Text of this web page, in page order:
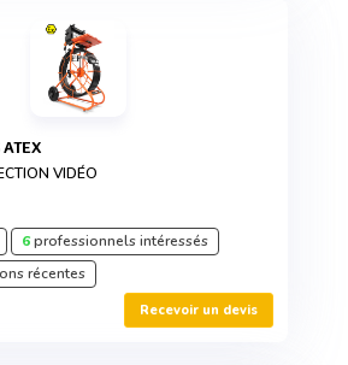
ATEX
VIDÉO
6professionnels intéressés
récentes
Recevoir un devis